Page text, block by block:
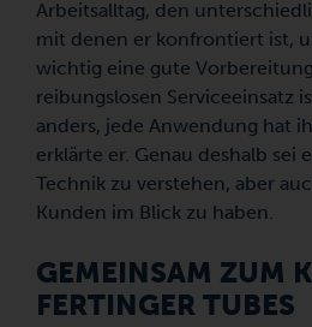
Arbeitsalltag, den
mit denen er konfrontiert ist,
wichtig eine gute
reibungslosen Serviceeinsatz
anders, jede Anwendung hat
erklärte er. Genau deshalb sei
Technik zu verstehen, aber
Kunden im Blick zu haben.
GEMEINSAM ZUM
FERTINGER TUBES